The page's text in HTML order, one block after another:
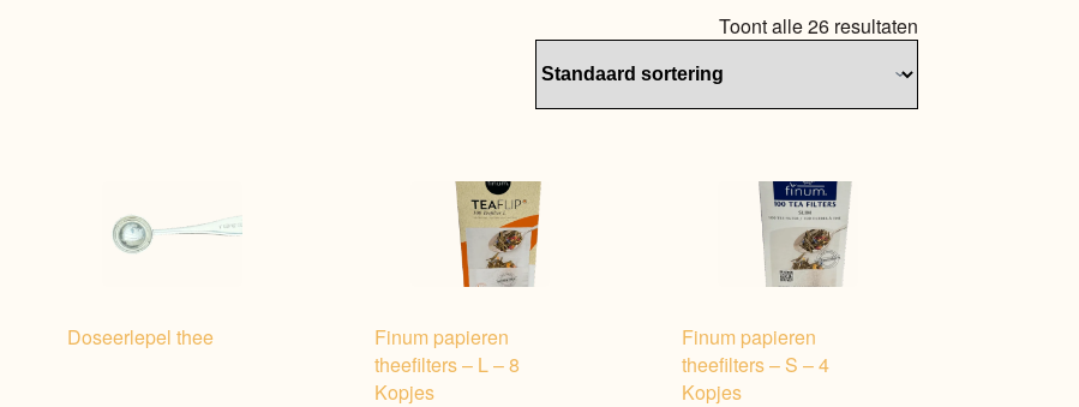
Toont alle 26 resultaten
Doseerlepel thee
Finum papieren
theefilters – L – 8
Kopjes
Finum papieren
theefilters – S – 4
Kopjes